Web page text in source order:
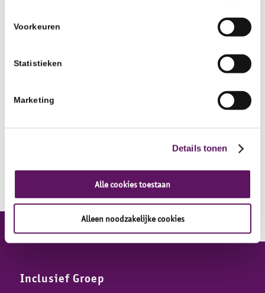
Voorkeuren
Statistieken
Marketing
Details tonen
Alle cookies toestaan
Alleen noodzakelijke cookies
jongeman met heel veel doorzettingsvermogen.
zelfvertrouwen volledig kwijt, maar heeft dat nu
krijgen om fouten te mogen maken en daarvan te
Inclusief Groep